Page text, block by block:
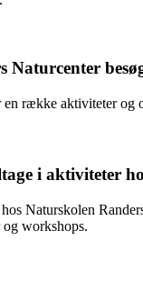
række aktiviteter og
i aktiviteter
Naturskolen
workshops.